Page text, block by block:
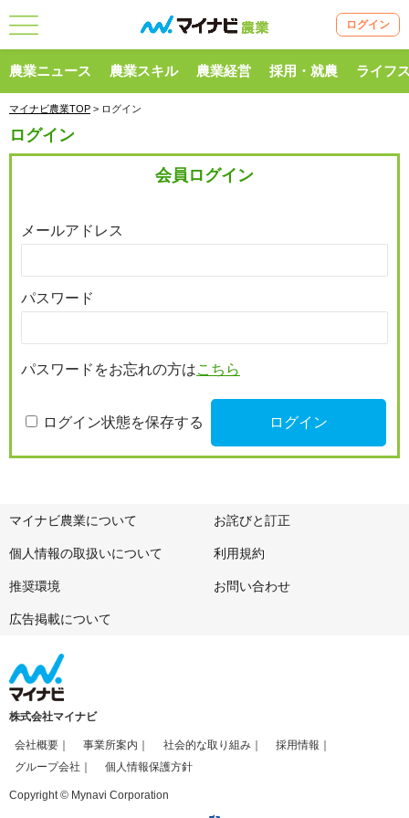
ログイン
農業ニュース 農業スキル 農業経営 採用・就農 ライフ
マイナビ農業TOP > ログイン
ログイン
会員ログイン
メールアドレス
パスワード
パスワードをお忘れの方はこちら
ログイン状態を保存する
マイナビ農業について お詫びと訂正
個人情報の取扱いについて 利用規約
推奨環境 お問い合わせ
広告掲載について
株式会社マイナビ
会社概要 事業所案内 社会的な取り組み
採用情報
グループ会社
個人情報保護方針
Copyright © Mynavi Corporation